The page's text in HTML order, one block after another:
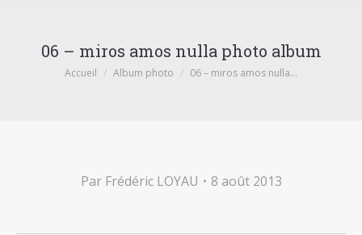
06 – miros amos nulla photo album
Vous êtes ici :
Accueil Album photo 06 – miros amos nulla…
Par Frédéric LOYAU 8 août 2013